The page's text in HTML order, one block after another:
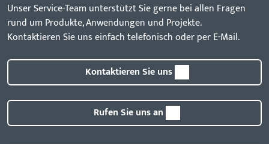
Unser Service-Team unterstützt Sie gerne bei allen Fragen
rund um Produkte, Anwendungen und Projekte.
Kontaktieren Sie uns einfach telefonisch oder per E-Mail.
Kontaktieren Sie uns
Rufen Sie uns an